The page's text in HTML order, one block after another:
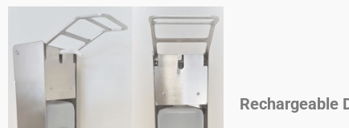
Rechargeable